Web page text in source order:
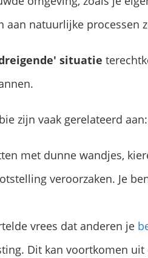
aan natuurlijke processen
situatie
zijn vaak gerelateerd aan:
met dunne wandjes,
veroorzaken. Je
vrees dat anderen je
Dit kan voortkomen uit